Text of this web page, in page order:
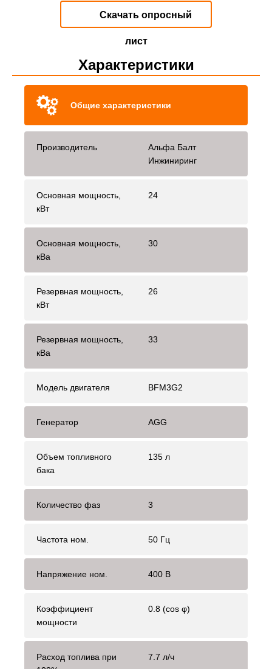
Скачать опросный
лист
Характеристики
Общие характеристики
Производитель
Альфа Балт
Инжиниринг
Основная мощность,
кВт
24
Основная мощность,
кВа
30
Резервная мощность,
кВт
26
Резервная мощность,
кВа
33
Модель двигателя BFM3G2
Генератор AGG
Объем топливного
бака
135 л
Количество фаз 3
Частота ном. 50 Гц
Напряжение ном. 400 В
Коэффициент
мощности
0.8 (cos φ)
Расход топлива при
7.7 л/ч